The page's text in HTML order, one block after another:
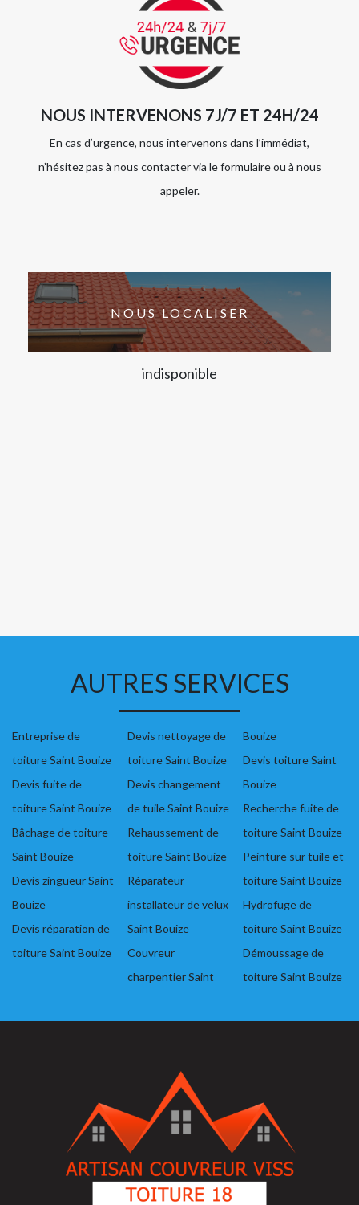
NOUS INTERVENONS 7J/7 ET 24H/24
En cas d’urgence, nous intervenons dans l’immédiat,
n’hésitez pas à nous contacter via le formulaire ou à nous
appeler.
NOUS LOCALISER
indisponible
AUTRES SERVICES
Entreprise de
toiture Saint Bouize
Devis fuite de
toiture Saint Bouize
Bâchage de toiture
Saint Bouize
Devis zingueur Saint
Bouize
Devis réparation de
toiture Saint Bouize
Devis nettoyage de
toiture Saint Bouize
Devis changement
de tuile Saint Bouize
Rehaussement de
toiture Saint Bouize
Réparateur
installateur de velux
Saint Bouize
Couvreur
charpentier Saint
Bouize
Devis toiture Saint
Bouize
Recherche fuite de
toiture Saint Bouize
Peinture sur tuile et
toiture Saint Bouize
Hydrofuge de
toiture Saint Bouize
Démoussage de
toiture Saint Bouize